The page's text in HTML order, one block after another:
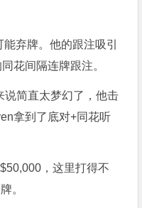
弃牌。他的跟注吸引
花间隔连牌跟注。
说简直太梦幻了，他击
拿到了底对+同花听
，这里打得不
。